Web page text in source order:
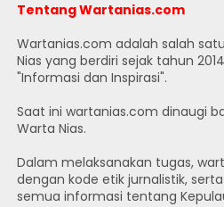
Tentang Wartanias.com
Wartanias.com adalah salah
Nias yang berdiri sejak tahun
"Informasi dan Inspirasi".
Saat ini wartanias.com dinaugi
Warta Nias.
Dalam melaksanakan tugas,
dengan kode etik jurnalistik,
semua informasi tentang